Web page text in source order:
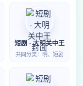
短剧 · 大明关中王
共同分类：明、短剧